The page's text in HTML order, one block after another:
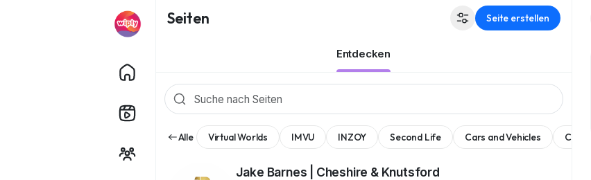
Seiten Seite erstellen
Entdecken
Alle Virtual Worlds IMVU INZOY Second Life Cars and Vehicles
Jake Barnes | Cheshire & Knutsford